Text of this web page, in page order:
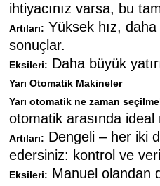
ihtiyacınız varsa, bu
Artıları: Yüksek hız,
sonuçlar.
Eksileri: Daha büyük
Yarı Otomatik Makineler
Yarı otomatik ne zaman
otomatik arasında ideal
Artıları: Dengeli – her iki
edersiniz: kontrol ve
Eksileri: Manuel olandan